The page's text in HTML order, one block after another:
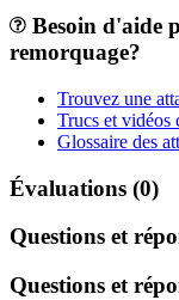
Besoin d'aide
remorquage?
Trouvez une
Trucs et vidéos
Glossaire des
Évaluations (0)
Questions et
Questions et